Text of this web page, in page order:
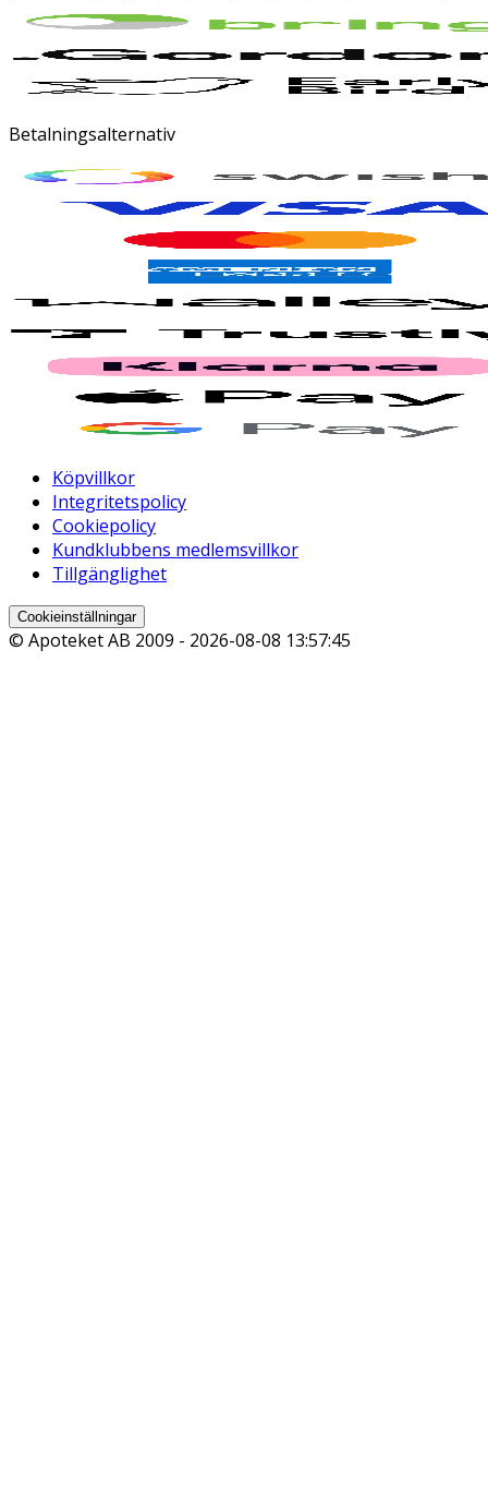
Betalningsalternativ
Köpvillkor
Integritetspolicy
Cookiepolicy
Kundklubbens medlemsvillkor
Tillgänglighet
Cookieinställningar
© Apoteket AB 2009 - 2026-08-08 13:57:45